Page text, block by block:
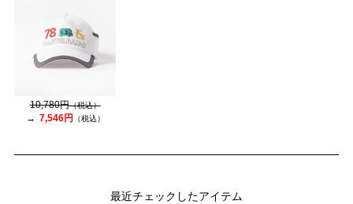
10,780円（税込）
7,546円 （税込）
最近チェックしたアイテム